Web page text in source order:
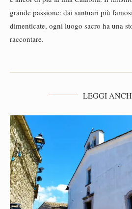
grande passione: dai santuari più
dimenticate, ogni luogo sacro ha una
raccontare.
LEGGI